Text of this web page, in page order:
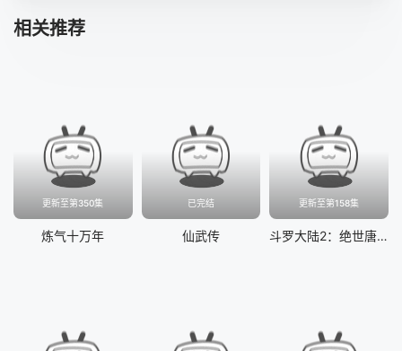
相关推荐
更新至第350集
炼气十万年
已完结
仙武传
更新至第158集
斗罗大陆2：绝世唐门